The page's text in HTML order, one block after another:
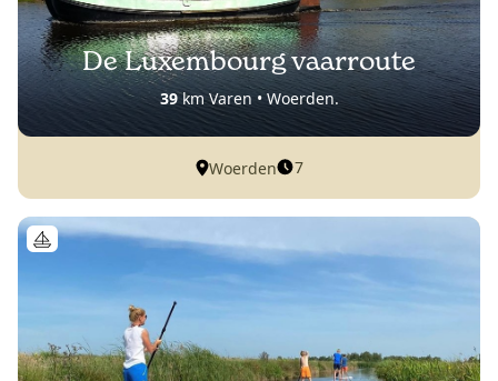
De Luxembourg vaarroute
39km Varen • Woerden.
Woerden 7